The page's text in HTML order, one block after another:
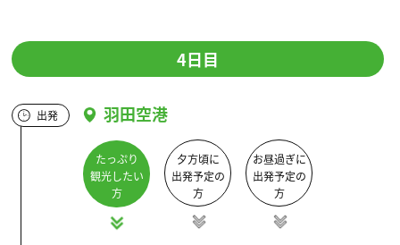
4日目
出発 羽田空港
たっぷり
観光したい
方
夕方頃に
出発予定の
方
お昼過ぎに
出発予定の
方